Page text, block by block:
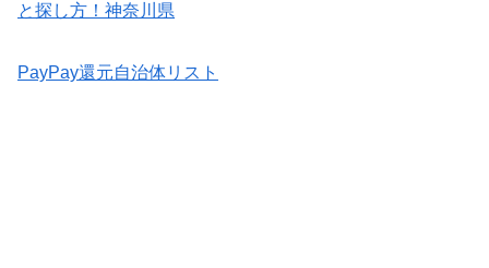
と探し方！神奈川県
PayPay還元自治体リスト